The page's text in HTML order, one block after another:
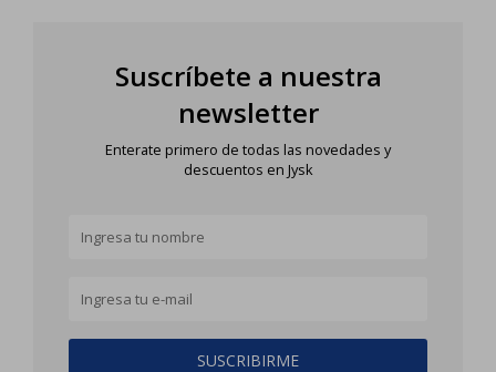
Suscríbete a nuestra
newsletter
Enterate primero de todas las novedades y
descuentos en Jysk
SUSCRIBIRME